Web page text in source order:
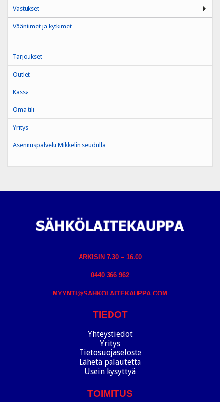
Vastukset
Vääntimet ja kytkimet
Tarjoukset
Outlet
Kassa
Oma tili
Yritys
Asennuspalvelu Mikkelin seudulla
ARKISIN 7.30 – 16.00
0440 366 962
MYYNTI@SAHKOLAITEKAUPPA.COM
TIEDOT
Yhteystiedot
Yritys
Tietosuojaseloste
Lähetä palautetta
Usein kysyttyä
TOIMITUS